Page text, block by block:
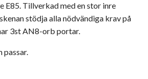
E85. Tillverkad med en stor inre
stödja alla nödvändiga krav på
3st AN8-orb portar.
passar.